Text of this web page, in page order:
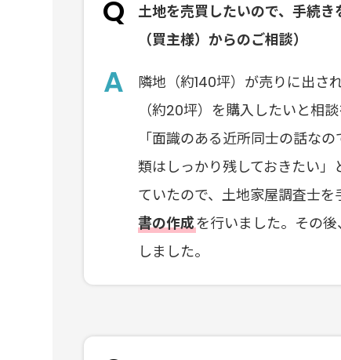
土地を売買したいので、手続
（買主様）からのご相談）
隣地（約140坪）が売りに出さ
（約20坪）を購入したいと相
「面識のある近所同士の話な
類はしっかり残しておきたい
ていたので、土地家屋調査士
書の作成を行いました。その
しました。